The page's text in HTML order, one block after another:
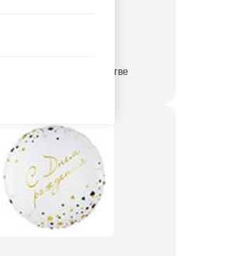
в достаточном количестве